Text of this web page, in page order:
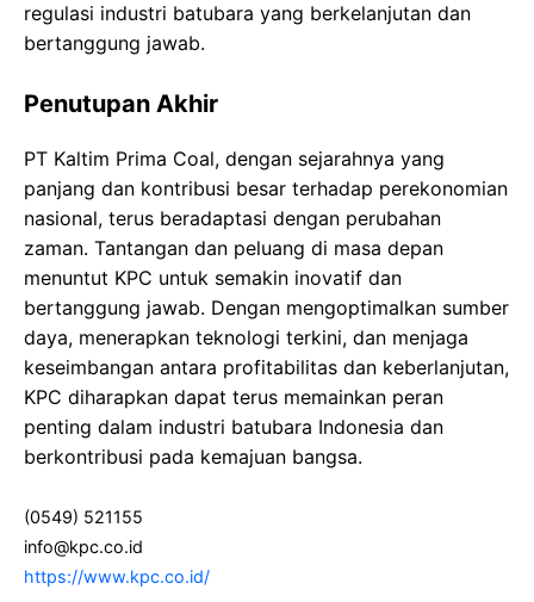
regulasi industri batubara yang berkelanjutan dan
bertanggung jawab.
Penutupan Akhir
PT Kaltim Prima Coal, dengan sejarahnya yang
panjang dan kontribusi besar terhadap perekonomian
nasional, terus beradaptasi dengan perubahan
zaman. Tantangan dan peluang di masa depan
menuntut KPC untuk semakin inovatif dan
bertanggung jawab. Dengan mengoptimalkan sumber
daya, menerapkan teknologi terkini, dan menjaga
keseimbangan antara profitabilitas dan keberlanjutan,
KPC diharapkan dapat terus memainkan peran
penting dalam industri batubara Indonesia dan
berkontribusi pada kemajuan bangsa.
(0549) 521155
info@kpc.co.id
https://www.kpc.co.id/